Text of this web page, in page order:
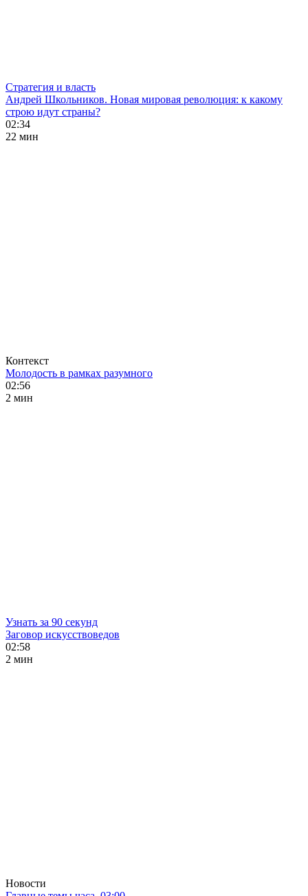
Стратегия и власть
Андрей Школьников. Новая мировая революция: к какому
строю идут страны?
02:34
22 мин
Контекст
Молодость в рамках разумного
02:56
2 мин
Узнать за 90 секунд
Заговор искусствоведов
02:58
2 мин
Новости